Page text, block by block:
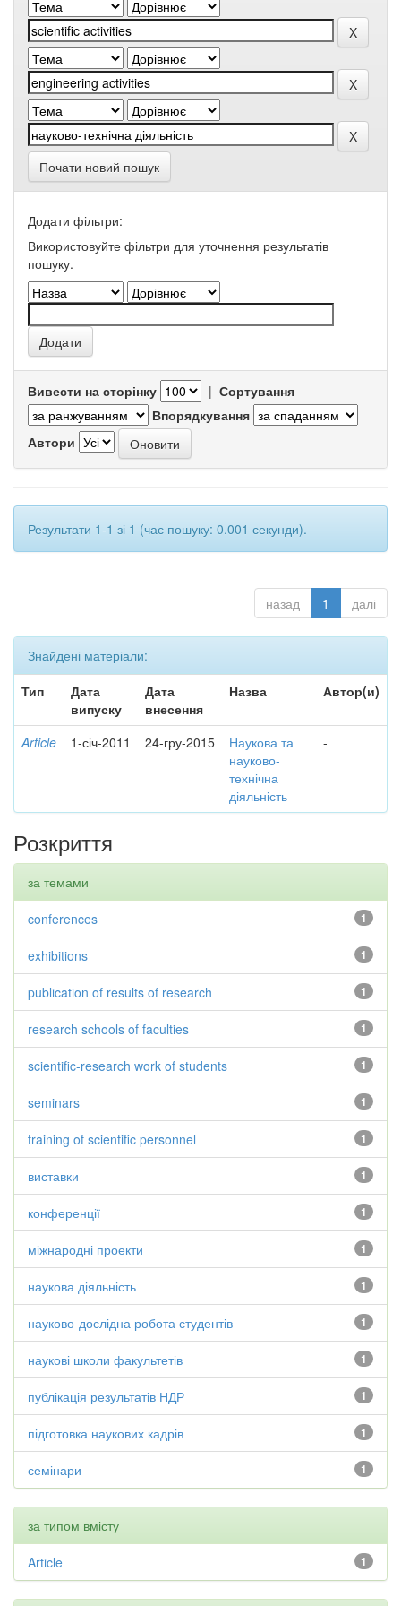
Почати новий пошук
Додати фільтри:
Використовуйте фільтри для уточнення результатів
пошуку.
Вивести на сторінку | Сортування
Впорядкування
Автори
Результати 1-1 зі 1 (час пошуку: 0.001 секунди).
назад 1 далі
Знайдені матеріали:
Тип
Дата
випуску
Дата
внесення
Назва Автор(и)
Article 1-січ-2011 24-гру-2015
Наукова та
науково-
технічна
діяльність
-
Розкриття
за темами
1
conferences
1
exhibitions
1
publication of results of research
1
research schools of faculties
1
scientific-research work of students
1
seminars
1
training of scientific personnel
1
виставки
1
конференції
1
міжнародні проекти
1
наукова діяльність
1
науково-дослідна робота студентів
1
наукові школи факультетів
1
публікація результатів НДР
1
підготовка наукових кадрів
1
семінари
за типом вмісту
1
Article